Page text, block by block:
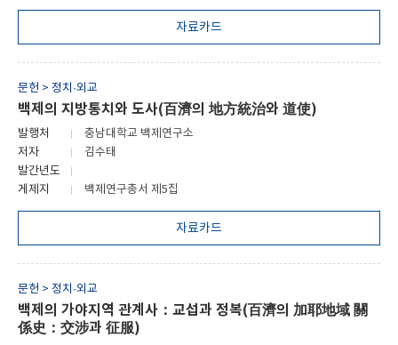
자료카드
문헌 > 정치·외교
백제의 지방통치와 도사(百濟의 地方統治와 道使)
발행처
충남대학교 백제연구소
저자
김수태
발간년도
게제지
백제연구총서 제5집
자료카드
문헌 > 정치·외교
백제의 가야지역 관계사：교섭과 정복(百濟의 加耶地域 關
係史：交涉과 征服)